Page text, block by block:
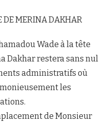
DE MERINA DAKHAR
Wade à la tête
Dakhar restera sans nul
administratifs où
les
de Monsieur